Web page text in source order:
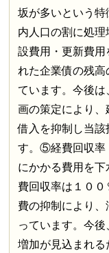
坂が多いという
内人口の割に処
設費用・更新費用
れた企業債の残高
ています。今後
画の策定により
借入を抑制し当該
す。⑤経費回収率
にかかる費用を
費回収率は１０
費の抑制により
っています。今
増加が見込まれ